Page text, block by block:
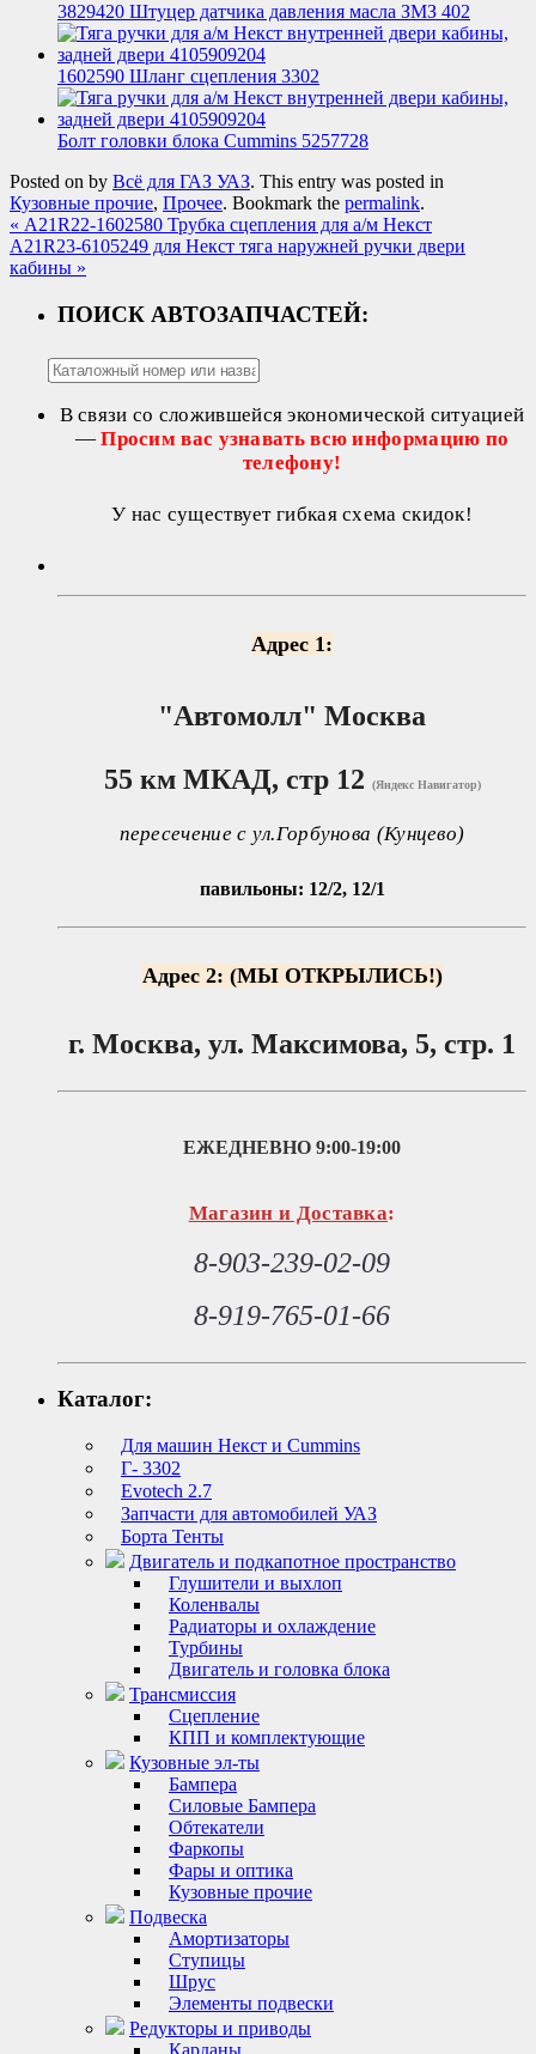
3829420 Штуцер датчика давления масла ЗМЗ 402
1602590 Шланг сцепления 3302
Болт головки блока Cummins 5257728
Posted on by Всё для ГАЗ УАЗ. This entry was posted in
Кузовные прочие, Прочее. Bookmark the permalink.
« А21R22-1602580 Трубка сцепления для а/м Некст
A21R23-6105249 для Некст тяга наружней ручки двери
кабины »
ПОИСК АВТОЗАПЧАСТЕЙ:
В связи со сложившейся экономической ситуацией
—Просим вас узнавать всю информацию по
телефону!
У нас существует гибкая схема скидок!
Адрес 1:
"Автомолл" Москва
55 км МКАД, стр 12 (Яндекс Навигатор)
пересечение с ул.Горбунова (Кунцево)
павильоны: 12/2, 12/1
Адрес 2: (МЫ ОТКРЫЛИСЬ!)
г. Москва, ул. Максимова, 5, стр. 1
ЕЖЕДНЕВНО 9:00-19:00
Магазин и Доставка:
8-903-239-02-09
8-919-765-01-66
Каталог:
Для машин Некст и Cummins
Г- 3302
Evotech 2.7
Запчасти для автомобилей УАЗ
Борта Тенты
Двигатель и подкапотное пространство
Глушители и выхлоп
Коленвалы
Радиаторы и охлаждение
Турбины
Двигатель и головка блока
Трансмиссия
Сцепление
КПП и комплектующие
Кузовные эл-ты
Бампера
Силовые Бампера
Обтекатели
Фаркопы
Фары и оптика
Кузовные прочие
Подвеска
Амортизаторы
Ступицы
Шрус
Элементы подвески
Редукторы и приводы
Карданы